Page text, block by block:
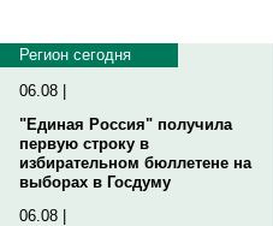
Регион сегодня
06.08 |
"Единая Россия" получила
первую строку в
избирательном бюллетене на
выборах в Госдуму
06.08 |